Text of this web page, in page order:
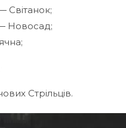
Світанок;
Новосад;
Стрільців.